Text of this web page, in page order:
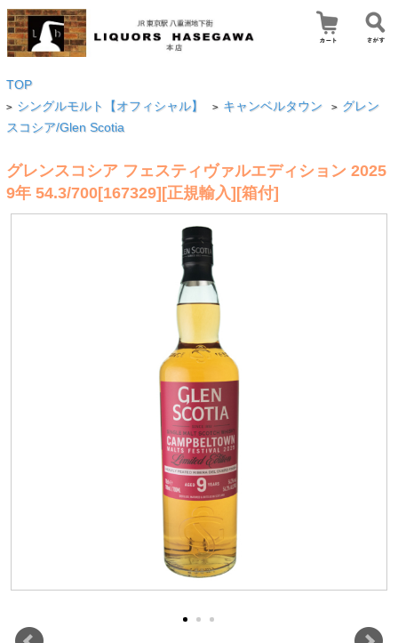
TOP
> シングルモルト【オフィシャル】 > キャンベルタウン > グレン
スコシア/Glen Scotia
グレンスコシア フェスティヴァルエディション 2025
9年 54.3/700[167329][正規輸入][箱付]